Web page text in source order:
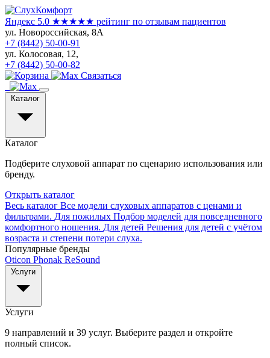
Яндекс 5.0 ★★★★★ рейтинг по отзывам пациентов
ул. Новороссийская, 8А
+7 (8442) 50-00-91
ул. Колосовая, 12,
+7 (8442) 50-00-82
Связаться
Каталог
Каталог
Подберите слуховой аппарат по сценарию использования или
бренду.
Открыть каталог
Весь каталог Все модели слуховых аппаратов с ценами и
фильтрами. Для пожилых Подбор моделей для повседневного
комфортного ношения. Для детей Решения для детей с учётом
возраста и степени потери слуха.
Популярные бренды
Oticon Phonak ReSound
Услуги
Услуги
9 направлений и 39 услуг. Выберите раздел и откройте
полный список.